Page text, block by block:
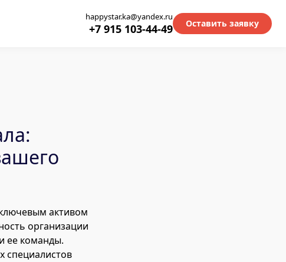
активом
организации
ее команды.
специалистов
happystar.ka@yandex.ru
+7 915 103-44-49 Оставить заявку